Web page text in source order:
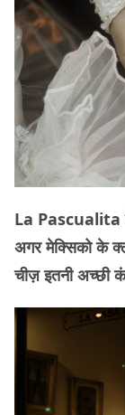
La Pascualita के
अगर मेक्सिको के
चीज़ इतनी अच्छी